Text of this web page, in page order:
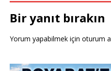
Bir yanıt bırakın
Yorum yapabilmek için oturum